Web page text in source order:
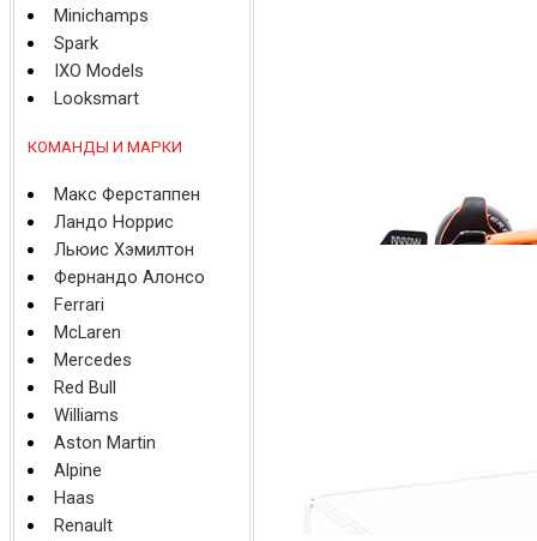
Minichamps
Spark
IXO Models
Looksmart
КОМАНДЫ И МАРКИ
Макс Ферстаппен
Ландо Норрис
Льюис Хэмилтон
Фернандо Алонсо
Ferrari
McLaren
Mercedes
Red Bull
Williams
Aston Martin
Alpine
Haas
Renault